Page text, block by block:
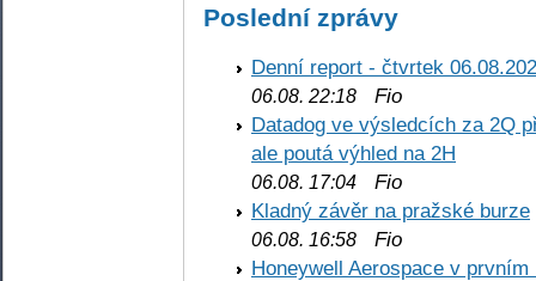
Poslední zprávy
Denní report - čtvrtek
06.08. 22:18 Fio
Datadog ve výsledcích za 2Q
ale poutá výhled na 2H
06.08. 17:04 Fio
Kladný závěr na pražské burze
06.08. 16:58 Fio
Honeywell Aerospace v